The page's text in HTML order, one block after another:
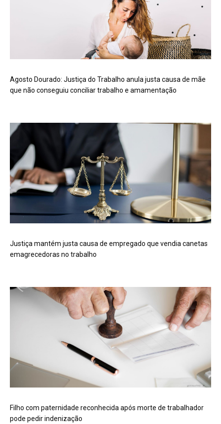
Agosto Dourado: Justiça do Trabalho anula justa causa de mãe
que não conseguiu conciliar trabalho e amamentação
Justiça mantém justa causa de empregado que vendia canetas
emagrecedoras no trabalho
Filho com paternidade reconhecida após morte de trabalhador
pode pedir indenização